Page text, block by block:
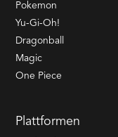
Pokemon
Yu-Gi-Oh!
Dragonball
Magic
One Piece
Plattformen